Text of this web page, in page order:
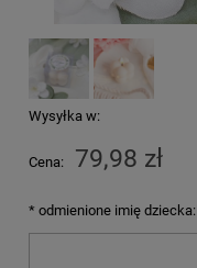
Wysyłka w:
Cena: 79,98 zł
* odmienione imię dziecka: